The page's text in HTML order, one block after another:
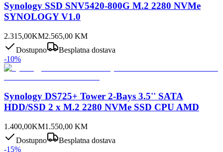
Synology SSD SNV5420-800G M.2 2280 NVMe
SYNOLOGY V1.0
2.315,00KM2.565,00 KM
Dostupno
Besplatna dostava
-10%
Synology DS725+ Tower 2-Bays 3.5'' SATA
HDD/SSD 2 x M.2 2280 NVMe SSD CPU AMD
1.400,00KM1.550,00 KM
Dostupno
Besplatna dostava
-15%